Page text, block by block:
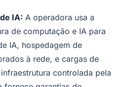
IA: A operadora usa a
de computação e IA para
IA, hospedagem de
à rede, e cargas de
controlada pela